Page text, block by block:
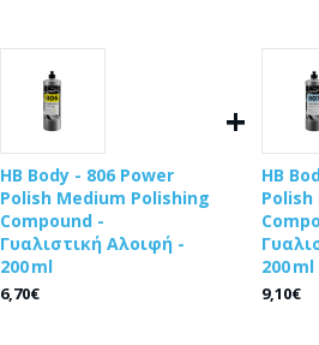
HB Body - 806 Power
Polish Medium Polishing
Compound -
Γυαλιστική Αλοιφή -
200 ml
6,70€
+
HB
Polish
200 ml
9,10€